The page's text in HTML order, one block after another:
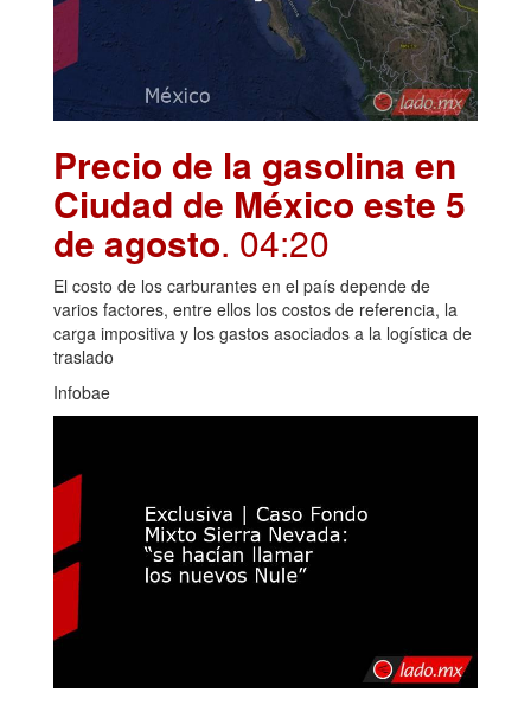
Precio de la gasolina en
Ciudad de México este 5
de agosto. 04:20
El costo de los carburantes en el país depende de
varios factores, entre ellos los costos de referencia, la
carga impositiva y los gastos asociados a la logística de
traslado
Infobae